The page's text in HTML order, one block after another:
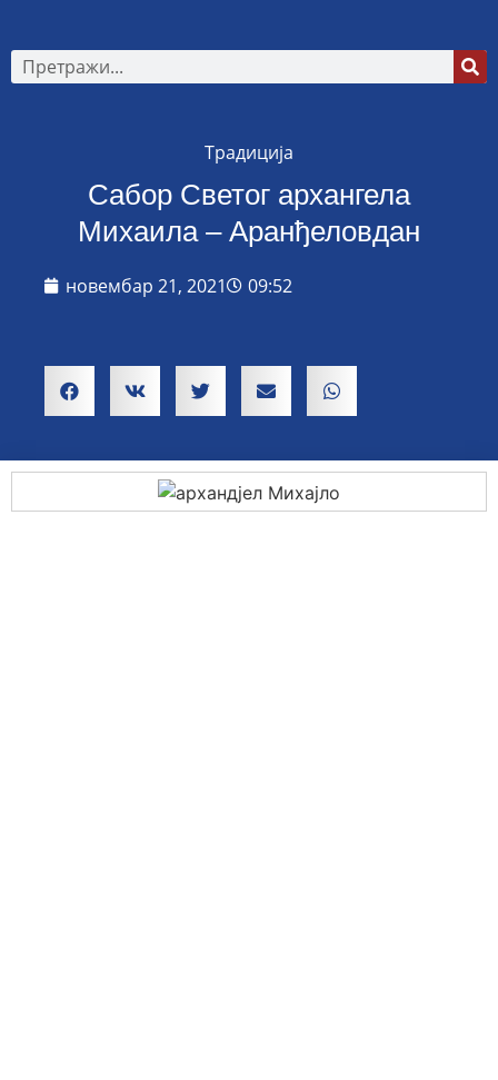
Традиција
Сабор Светог архангела
Михаила – Аранђеловдан
новембар 21, 2021 09:52